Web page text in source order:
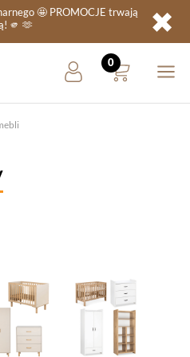
🤩 PROMOCJE trwają
🫵 🫶 ✖